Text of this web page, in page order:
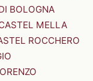
BOLOGNA
MELLA
ROCCHERO